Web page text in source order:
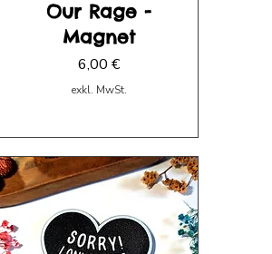
Our Rage -
Magnet
Preis
6,00 €
exkl. MwSt.